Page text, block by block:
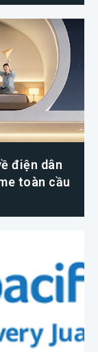
điện dân
toàn cầu